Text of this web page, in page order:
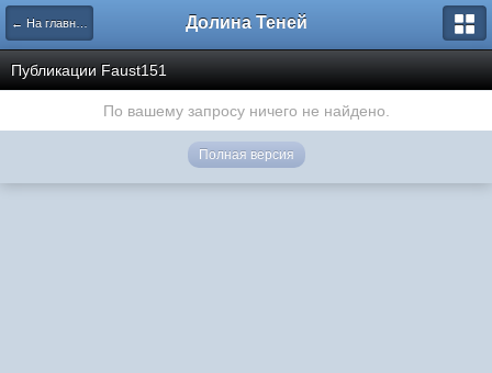
← На главную Долина Теней
Публикации Faust151
По вашему запросу ничего не найдено.
Полная версия